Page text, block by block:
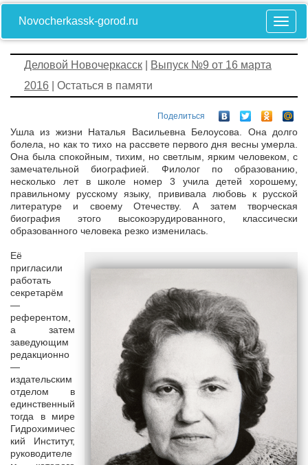
Novocherkassk-gorod.ru
Деловой Новочеркасск
Выпуск №9 от 16 марта
2016 | Остаться в памяти
Поделиться
Ушла из жизни Наталья Васильевна Белоусова. Она долго
болела, но как то тихо на рассвете первого дня весны умерла.
Она была спокойным, тихим, но светлым, ярким человеком, с
замечательной биографией. Филолог по образованию,
несколько лет в школе номер 3 учила детей хорошему,
правильному русскому языку, прививала любовь к русской
литературе и своему Отечеству. А затем творческая
биография этого высокоэрудированного, классически
образованного человека резко изменилась.
Её
пригласили
работать
секретарём
—
референтом,
а затем
заведующим
редакционно
—
издательским
отделом в
единственный
тогда в мире
Гидрохимичес
кий Институт,
руководителе